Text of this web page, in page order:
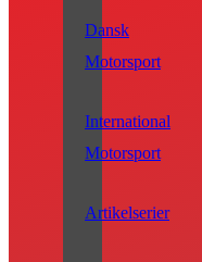
Dansk
Motorsport
International
Motorsport
Artikelserier